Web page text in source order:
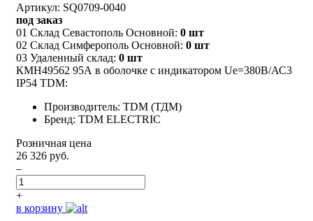
Артикул: SQ0709-0040
под заказ
01 Склад Севастополь Основной: 0 шт
02 Склад Симферополь Основной: 0 шт
03 Удаленный склад: 0 шт
КМН49562 95А в оболочке с индикатором Ue=380В/АС3
IP54 TDM:
Производитель: TDM (ТДМ)
Бренд: TDM ELECTRIC
Розничная цена
26 326 руб.
–
+
в корзину